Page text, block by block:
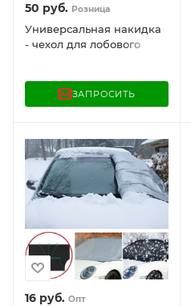
50 руб. Розница
Универсальная накидка
- чехол для лобового
тент - накидка / защита
от любых осадков,
148 см.
ЗАПРОСИТЬ
16 руб. Опт